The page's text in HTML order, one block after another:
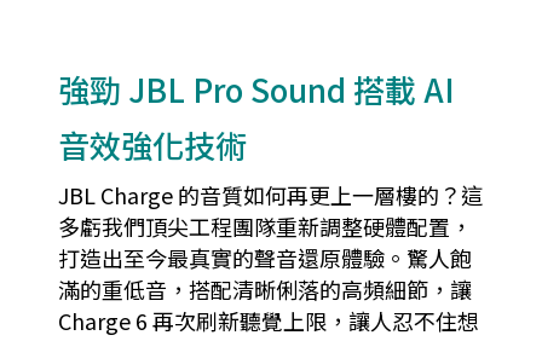
強勁 JBL Pro Sound 搭載 AI
音效強化技術
JBL Charge 的音質如何再更上一層樓的？這
多虧我們頂尖工程團隊重新調整硬體配置，
打造出至今最真實的聲音還原體驗。驚人飽
滿的重低音，搭配清晰俐落的高頻細節，讓
Charge 6 再次刷新聽覺上限，讓人忍不住想